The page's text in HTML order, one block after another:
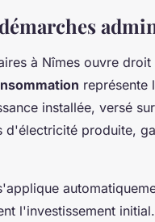
à Nîmes ouvre
représente
installée, versé
produite,
l'investissement